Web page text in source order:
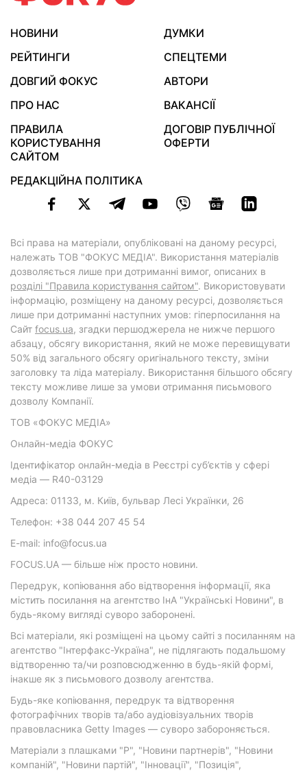
НОВИНИ
ДУМКИ
РЕЙТИНГИ
СПЕЦТЕМИ
ДОВГИЙ ФОКУС
АВТОРИ
ПРО НАС
ВАКАНСІЇ
ПРАВИЛА
КОРИСТУВАННЯ
САЙТОМ
ДОГОВІР ПУБЛІЧНОЇ
ОФЕРТИ
РЕДАКЦІЙНА ПОЛІТИКА
Всі права на матеріали, опубліковані на даному ресурсі,
належать ТОВ "ФОКУС МЕДІА". Використання матеріалів
дозволяється лише при дотриманні вимог, описаних в
розділі "Правила користування сайтом". Використовувати
інформацію, розміщену на даному ресурсі, дозволяється
лише при дотриманні наступних умов: гіперпосилання на
Cайт focus.ua, згадки першоджерела не нижче першого
абзацу, обсягу використання, який не може перевищувати
50% від загального обсягу оригінального тексту, зміни
заголовку та ліда матеріалу. Використання більшого обсягу
тексту можливе лише за умови отримання письмового
дозволу Компанії.
ТОВ «ФОКУС МЕДІА»
Онлайн-медіа ФОКУС
Ідентифікатор онлайн-медіа в Реєстрі суб’єктів у сфері
медіа — R40-03129
Адреса: 01133, м. Київ, бульвар Лесі Українки, 26
Телефон: +38 044 207 45 54
E-mail: info@focus.ua
FOCUS.UA — більше ніж просто новини.
Передрук, копіювання або відтворення інформації, яка
містить посилання на агентство ІнА "Українські Новини", в
будь-якому вигляді суворо заборонені.
Всі матеріали, які розміщені на цьому сайті з посиланням на
агентство "Інтерфакс-Україна", не підлягають подальшому
відтворенню та/чи розповсюдженню в будь-якій формі,
інакше як з письмового дозволу агентства.
Будь-яке копіювання, передрук та відтворення
фотографічних творів та/або аудіовізуальних творів
правовласника Getty Images — суворо забороняється.
Матеріали з плашками "Р", "Новини партнерів", "Новини
компаній", "Новини партій", "Інновації", "Позиція",